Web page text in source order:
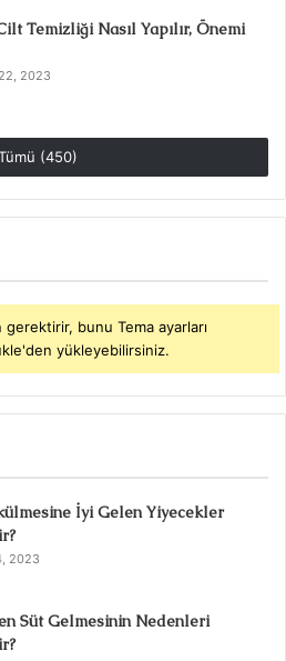
Temizliği Nasıl Yapılır, Önemi
2023
(450)
bunu Tema ayarları
yükleyebilirsiniz.
İyi Gelen Yiyecekler
2023
Süt Gelmesinin Nedenleri